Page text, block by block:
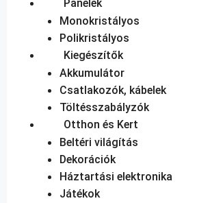
Panelek
Monokristályos
Polikristályos
Kiegészítők
Akkumulátor
Csatlakozók, kábelek
Töltésszabályzók
Otthon és Kert
Beltéri világítás
Dekorációk
Háztartási elektronika
Játékok